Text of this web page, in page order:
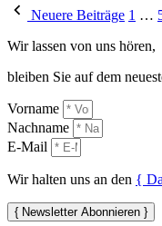
Neuere Beiträge 1 …
Wir lassen von uns hören,
bleiben Sie auf dem
Vorname
Nachname
E-Mail
Wir halten uns an den {
{ Newsletter Abonnieren }